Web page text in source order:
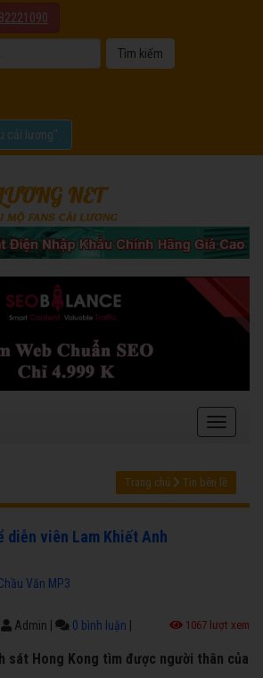
cải lương".
Trang chủ Tin bên lề
diễn viên Lam Khiết Anh
Văn MP3
Admin 0 bình luận 1067 lượt xem
sát Hong Kong tìm được người thân của